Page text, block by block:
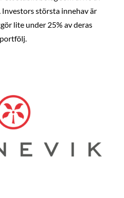
största innehav är
lite under 25% av deras
portfölj.